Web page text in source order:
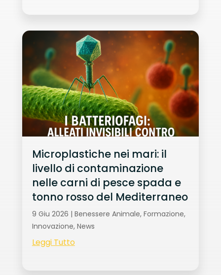
Microplastiche nei mari: il
livello di contaminazione
nelle carni di pesce spada e
tonno rosso del Mediterraneo
9 Giu 2026 | Benessere Animale, Formazione,
Innovazione, News
Leggi Tutto